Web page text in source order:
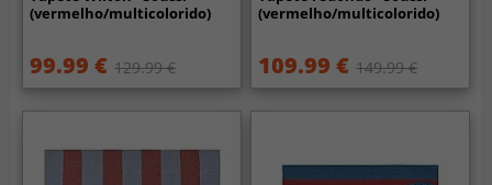
(vermelho/multicolorido)
99.99 € 129.99 €
(vermelho/multicolorido)
109.99 € 149.99 €